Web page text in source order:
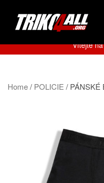
Vítejte
Home/ POLICIE / PÁNSKÉ